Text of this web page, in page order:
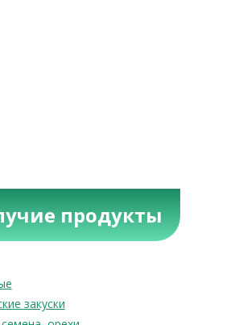
продукты
закуски